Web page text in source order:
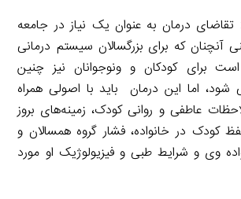
درمان به عنوان یک نیاز در جامعه
که برای بزرگسالان سیستم درمانی
برای کودکان و ونوجوانان نیز چنین
اما این درمان باید با اصولی همراه
عاطفی و روانی کودک، زمینه‌های بروز
کودک در خانواده، فشار گروه همسالان و
وی و شرایط طبی و فیزیولوژیک او مورد